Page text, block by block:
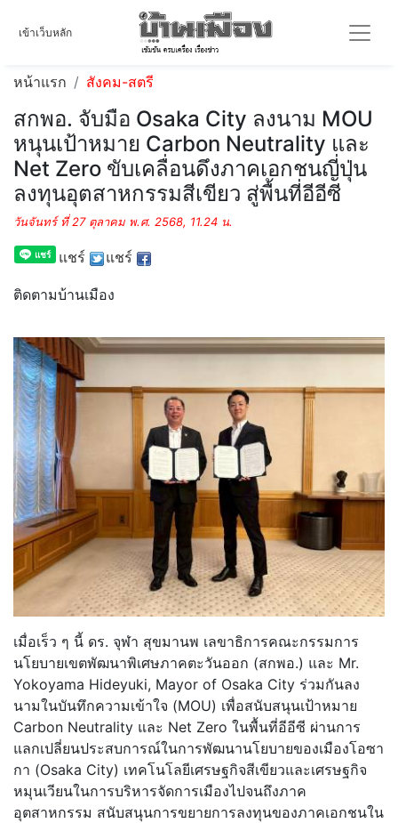
เข้าเว็บหลัก
หน้าแรก สังคม-สตรี
สกพอ. จับมือ Osaka City ลงนาม MOU
หนุนเป้าหมาย Carbon Neutrality และ
Net Zero ขับเคลื่อนดึงภาคเอกชนญี่ปุ่น
ลงทุนอุตสาหกรรมสีเขียว สู่พื้นที่อีอีซี
วันจันทร์ ที่ 27 ตุลาคม พ.ศ. 2568, 11.24 น.
แชร์ แชร์
ติดตามบ้านเมือง
เมื่อเร็ว ๆ นี้ ดร. จุฬา สุขมานพ เลขาธิการคณะกรรมการ
นโยบายเขตพัฒนาพิเศษภาคตะวันออก (สกพอ.) และ Mr.
Yokoyama Hideyuki, Mayor of Osaka City ร่วมกันลง
นามในบันทึกความเข้าใจ (MOU) เพื่อสนับสนุนเป้าหมาย
Carbon Neutrality และ Net Zero ในพื้นที่อีอีซี ผ่านการ
แลกเปลี่ยนประสบการณ์ในการพัฒนานโยบายของเมืองโอซา
กา (Osaka City) เทคโนโลยีเศรษฐกิจสีเขียวและเศรษฐกิจ
หมุนเวียนในการบริหารจัดการเมืองไปจนถึงภาค
อุตสาหกรรม สนับสนุนการขยายการลงทุนของภาคเอกชนใน